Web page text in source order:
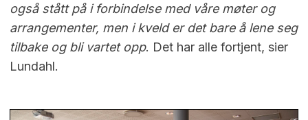
også stått på i forbindelse med våre møter og
arrangementer, men i kveld er det bare å lene seg
tilbake og bli vartet opp. Det har alle fortjent, sier
Lundahl.